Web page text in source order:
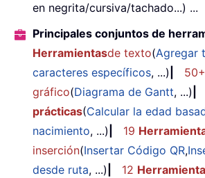
en negrita/cursiva/tachado...) ...
Principales conjuntos de
Herramientasde texto(Agregar
caracteres específicos, ...) 50+
gráfico(Diagrama de Gantt, ...)
prácticas(Calcular la edad
nacimiento, ...) 19
inserción(Insertar Código QR,
desde ruta, ...) 12